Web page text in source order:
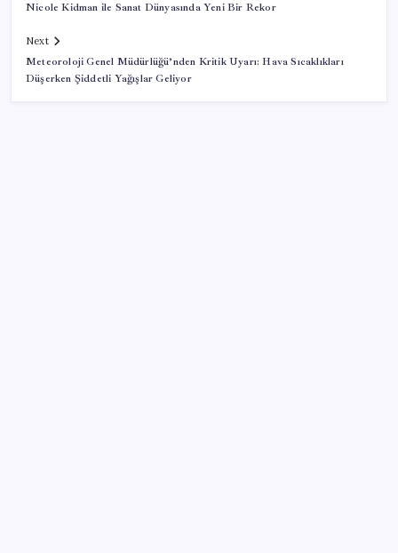
Nicole Kidman ile Sanat Dünyasında Yeni Bir Rekor
Next
Meteoroloji Genel Müdürlüğü’nden Kritik Uyarı: Hava Sıcaklıkları
Düşerken Şiddetli Yağışlar Geliyor